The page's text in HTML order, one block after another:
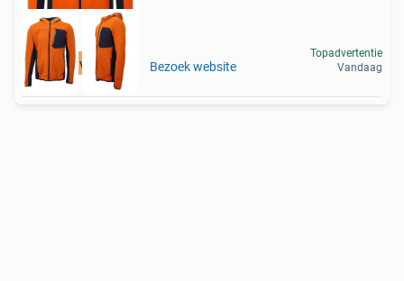
Tot 75% voordeel Bezoek website
Topadvertentie
Vandaag